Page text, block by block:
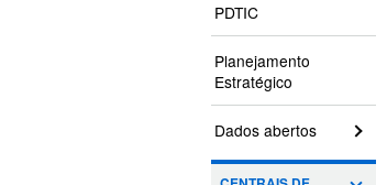
PDTIC
Planejamento
Estratégico
Dados abertos